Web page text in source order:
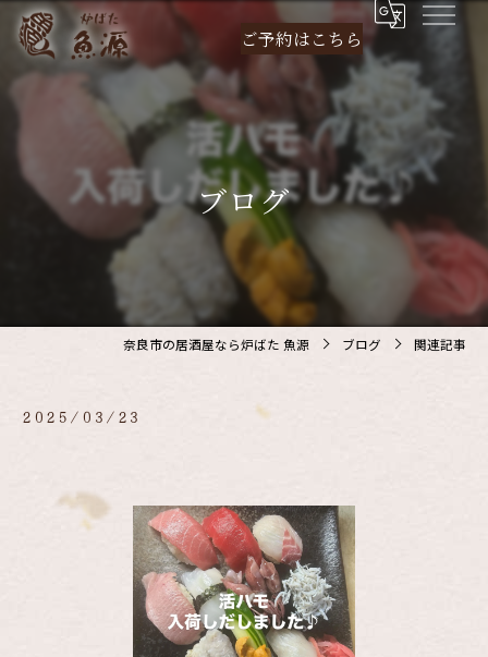
ご予約はこちら
ブログ
奈良市の居酒屋なら炉ばた 魚源 ブログ 関連記事
2025/03/23